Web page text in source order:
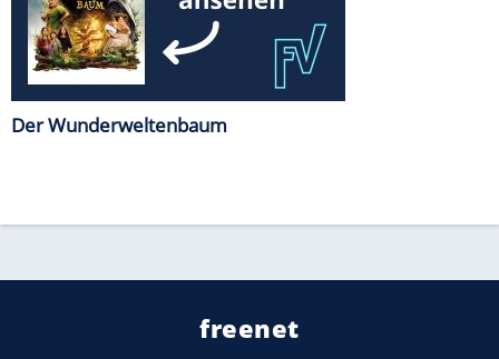
Der Wunderweltenbaum
freenet